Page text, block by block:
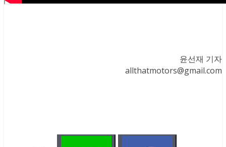
윤선재 기자
allthatmotors@gmail.com